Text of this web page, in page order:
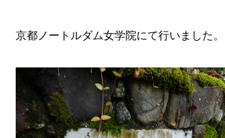
京都ノートルダム女学院にて行いました。